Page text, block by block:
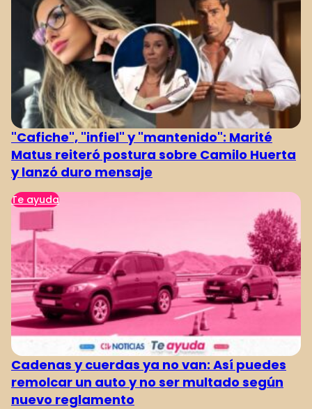
"Cafiche", "infiel" y "mantenido": Marité
Matus reiteró postura sobre Camilo Huerta
y lanzó duro mensaje
Te ayuda
Cadenas y cuerdas ya no van: Así puedes
remolcar un auto y no ser multado según
nuevo reglamento